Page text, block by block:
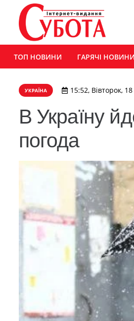
ТОП НОВИНИ ГАРЯЧІ НОВИНИ
УКРАЇНА 15:52, Вівторок,
В Україну
погода